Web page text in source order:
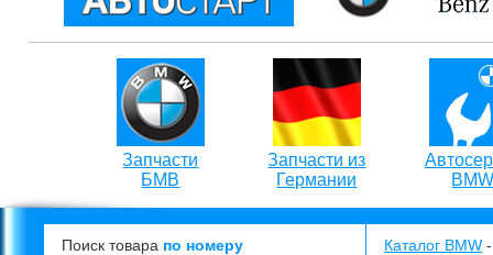
Запчасти
БМВ
Запчасти из
Германии
Поиск товара по номеру Каталог BMW